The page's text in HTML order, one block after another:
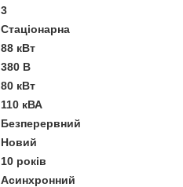
3
Стаціонарна
88 кВт
380 В
80 кВт
110 кВА
Безперервний
Новий
10 років
Асинхронний